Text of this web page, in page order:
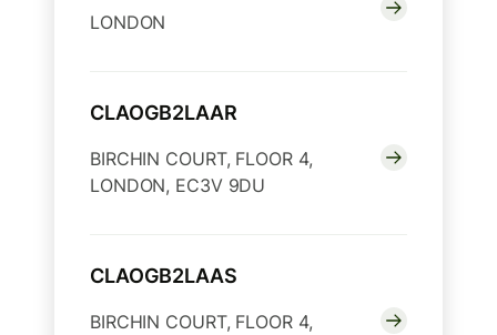
LONDON
CLAOGB2LAAR
BIRCHIN COURT, FLOOR 4,
LONDON, EC3V 9DU
CLAOGB2LAAS
BIRCHIN COURT, FLOOR 4,